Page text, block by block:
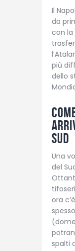
Il
da
con la
più
dello
Sud
Una
del
ora
spalti